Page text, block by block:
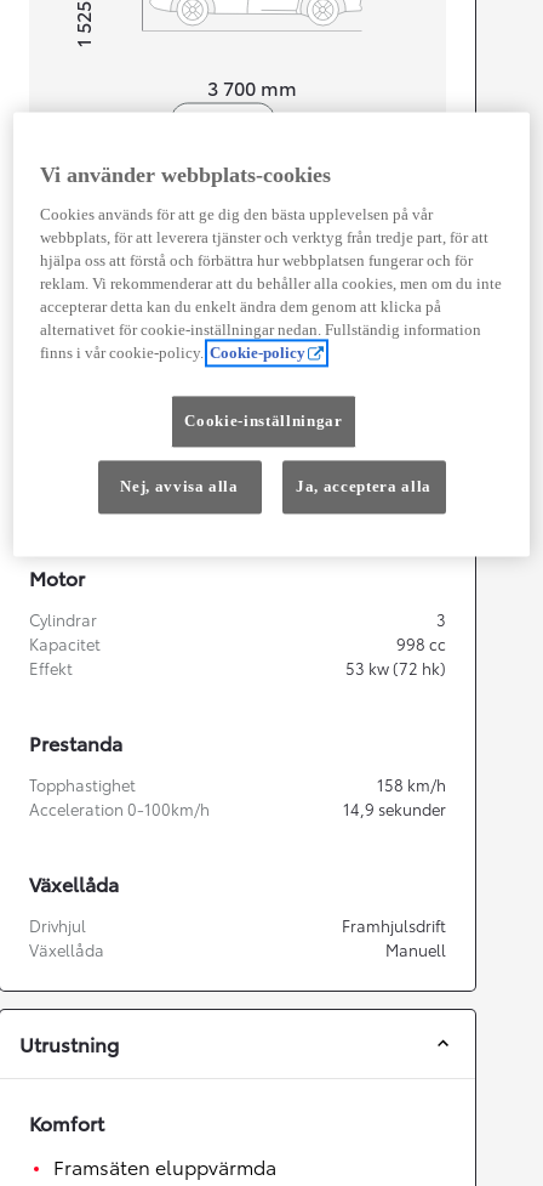
3 700 mm
Height1 525
Width
1 740mm
EURO 6
Kombinerad Co2
Motor
Cylindrar
3
Kapacitet
998 cc
Effekt
53 kw (72 hk)
Prestanda
Topphastighet 158 km/h
Acceleration 0-100km/h
14,9 sekunder
Växellåda
Drivhjul
Framhjulsdrift
Växellåda
Manuell
Utrustning
Komfort
Framsäten eluppvärmda
Vi använder webbplats-cookies
Cookies används för att ge dig den bästa upplevelsen på vår
webbplats, för att leverera tjänster och verktyg från tredje part, för att
hjälpa oss att förstå och förbättra hur webbplatsen fungerar och för
reklam. Vi rekommenderar att du behåller alla cookies, men om du inte
accepterar detta kan du enkelt ändra dem genom att klicka på
alternativet för cookie-inställningar nedan. Fullständig information
finns i vår cookie-policy. Cookie-policy
Cookie-inställningar
Nej, avvisa alla Ja, acceptera alla